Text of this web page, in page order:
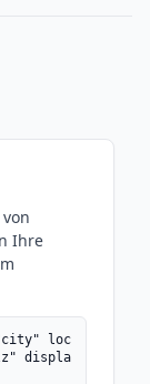
Ihre
loc
displa